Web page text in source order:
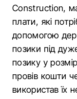
Construction,
плати, які
допомогою
позики під
позику у
провів кошти
використав їх